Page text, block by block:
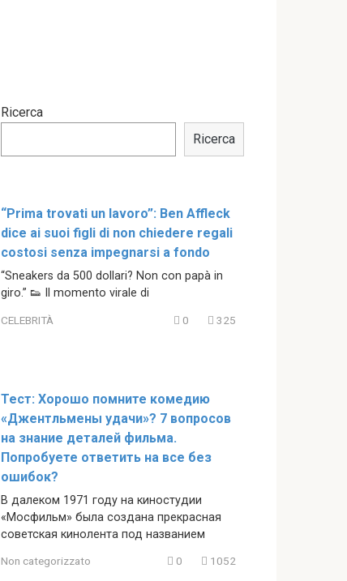
Ricerca
Ricerca
“Prima trovati un lavoro”: Ben Affleck
dice ai suoi figli di non chiedere regali
costosi senza impegnarsi a fondo
“Sneakers da 500 dollari? Non con papà in
giro.” 👟 Il momento virale di
CELEBRITÀ 0 325
Тест: Хорошо помните комедию
«Джентльмены удачи»? 7 вопросов
на знание деталей фильма.
Попробуете ответить на все без
ошибок?
В далеком 1971 году на киностудии
«Мосфильм» была создана прекрасная
советская кинолента под названием
Non categorizzato 0 1052